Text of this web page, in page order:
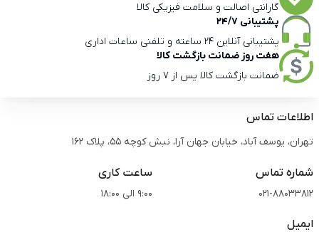
گارانتی اصالت و سلامت فیزیکی کالا
پشتیبانی 24/7
پشتیبانی آنلاین 24 ساعته و تلفنی ساعات اداری
هفت روز ضمانت بازگشت کالا
ضمانت بازگشت کالا پس از 7 روز
اطلاعات تماس
تهران، یوسف آباد، خیابان جهان آرا، نبش کوچه 55، پلاک 162
شماره تماس
021-88033812
ساعت کاری
9:00 الی 18:00
ایمیل